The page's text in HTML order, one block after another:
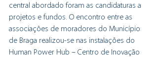
central abordado foram as candidaturas a
projetos e fundos. O encontro entre as
associações de moradores do Município
de Braga realizou-se nas instalações do
Human Power Hub – Centro de Inovação